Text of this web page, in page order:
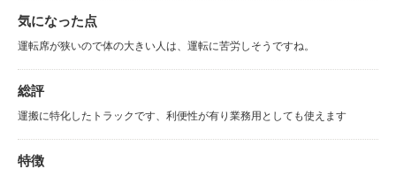
気になった点
運転席が狭いので体の大きい人は、運転に苦労しそうですね。
総評
運搬に特化したトラックです、利便性が有り業務用としても使えます
特徴